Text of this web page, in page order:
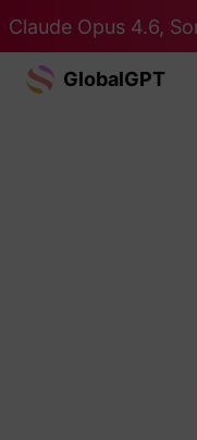
Claude Opus 4.6,
GlobalGPT